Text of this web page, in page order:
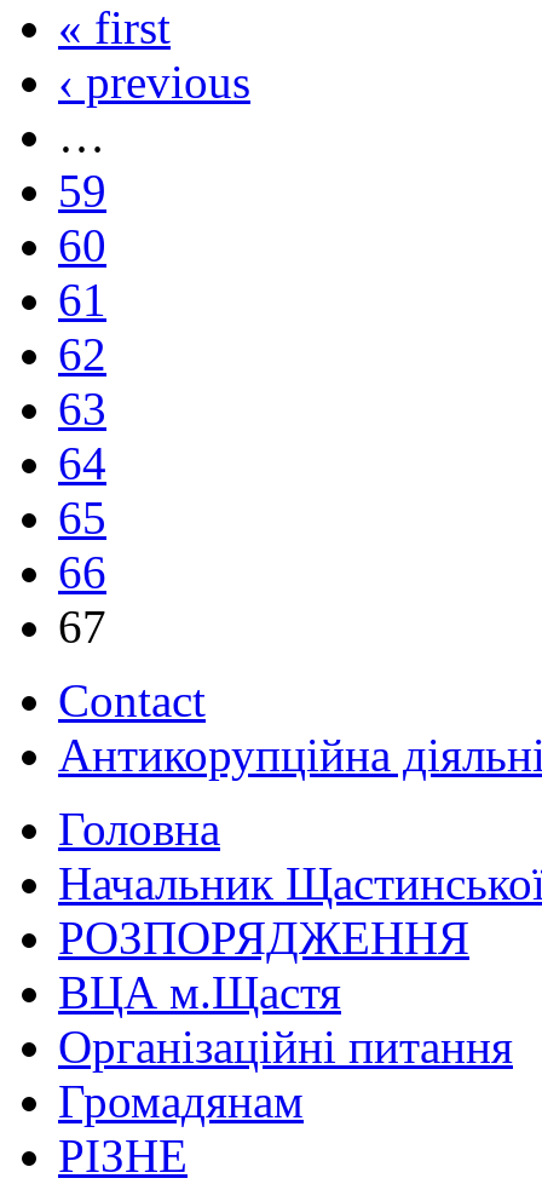
« first
‹ previous
…
59
60
61
62
63
64
65
66
67
Contact
Антикорупційна
Головна
Начальник
РОЗПОРЯДЖЕННЯ
ВЦА м.Щастя
Організаційні питання
Громадянам
РІЗНЕ